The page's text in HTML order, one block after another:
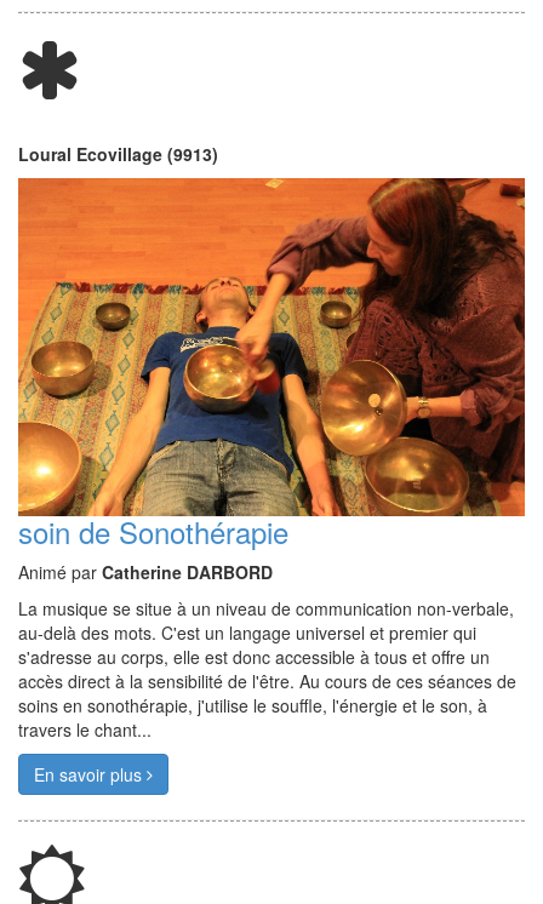
Loural Ecovillage (9913)
soin de Sonothérapie
Animé par Catherine DARBORD
La musique se situe à un niveau de communication non-verbale,
au-delà des mots. C'est un langage universel et premier qui
s'adresse au corps, elle est donc accessible à tous et offre un
accès direct à la sensibilité de l'être. Au cours de ces séances de
soins en sonothérapie, j'utilise le souffle, l'énergie et le son, à
travers le chant...
En savoir plus